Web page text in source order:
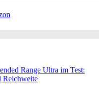
Range Ultra im Test:
Reichweite